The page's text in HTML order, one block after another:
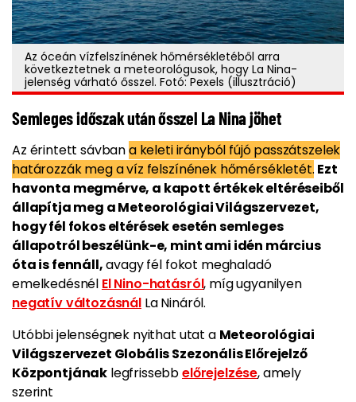
Az óceán vízfelszínének hőmérsékletéből arra
következtetnek a meteorológusok, hogy La Nina-
jelenség várható ősszel. Fotó: Pexels (illusztráció)
Semleges időszak után ősszel La Nina jöhet
Az érintett sávbana keleti irányból fújó passzátszelek
határozzák meg a víz felszínének hőmérsékletét. Ezt
havonta megmérve, a kapott értékek eltéréseiből
állapítja meg a Meteorológiai Világszervezet,
hogy fél fokos eltérések esetén semleges
állapotról beszélünk-e, mint ami idén március
óta is fennáll,avagy fél fokot meghaladó
emelkedésnél El Nino-hatásról, míg ugyanilyen
negatív változásnálLa Nináról.
Utóbbi jelenségnek nyithat utat a Meteorológiai
Világszervezet Globális Szezonális Előrejelző
Központjának legfrissebbelőrejelzése, amely
szerint